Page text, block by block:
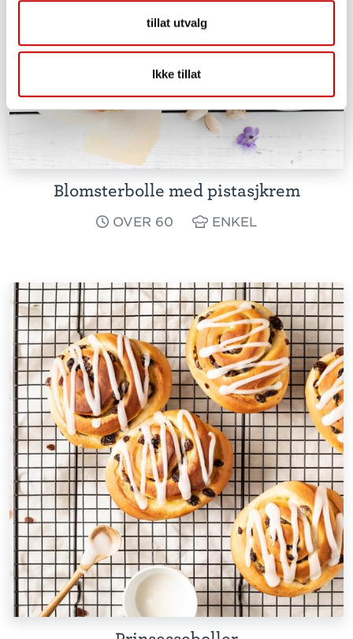
tillat utvalg
Ikke tillat
Blomsterbolle med pistasjkrem
OVER 60 ENKEL